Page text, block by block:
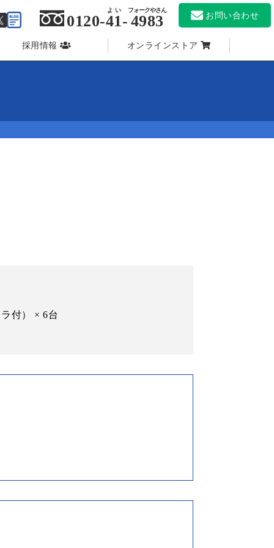
0120-41
よい
- 4983
フォークやさん
お問い合わせ
採用情報 オンラインストア
付） × 6台